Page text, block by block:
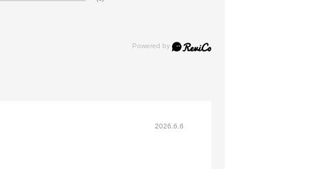
2026.6.6